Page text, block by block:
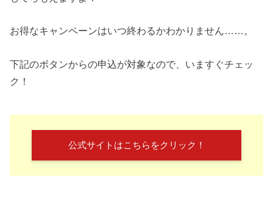
お得なキャンペーンはいつ終わるかわかりません……。
下記のボタンからの申込が対象なので、いますぐチェッ
ク！
公式サイトはこちらをクリック！